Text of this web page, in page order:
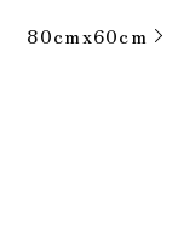
80cmx60cm